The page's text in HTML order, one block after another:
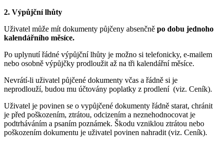
2. Výpůjční lhůty
Uživatel může mít dokumenty půjčeny absenčně po dobu jednoho
kalendářního měsíce.
Po uplynutí řádné výpůjční lhůty je možno si telefonicky, e-mailem
nebo osobně výpůjčky prodloužit až na tři kalendářní měsíce.
Nevrátí-li uživatel půjčené dokumenty včas a řádně si je
neprodlouží, budou mu účtovány poplatky z prodlení (viz. Ceník).
Uživatel je povinen se o vypůjčené dokumenty řádně starat, chránit
je před poškozením, ztrátou, odcizením a neznehodnocovat je
podtrháváním a psaním poznámek. Škodu vzniklou ztrátou nebo
poškozením dokumentu je uživatel povinen nahradit (viz. Ceník).